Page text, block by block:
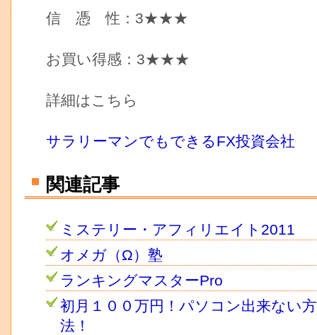
信 憑 性：3★★★
お買い得感：3★★★
詳細はこちら
サラリーマンでもできるFX投資会社
関連記事
ミステリー・アフィリエイト2011
オメガ（Ω）塾
ランキングマスターPro
初月１００万円！パソコン出来ない
法！